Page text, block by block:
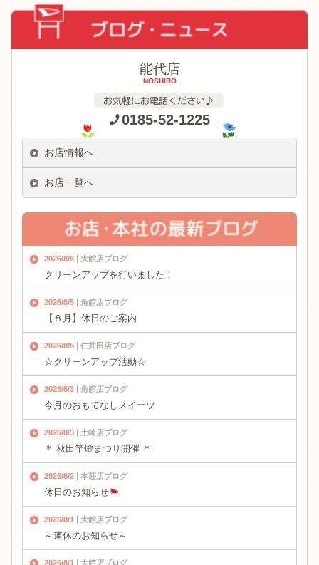
能代店
NOSHIRO
0185-52-1225
お店情報へ
お店一覧へ
2026/8/6 大館店ブログ
クリーンアップを行いました！
2026/8/5 角館店ブログ
【８月】休日のご案内
2026/8/5 仁井田店ブログ
☆クリーンアップ活動☆
2026/8/3 角館店ブログ
今月のおもてなしスイーツ
2026/8/3 土崎店ブログ
＊ 秋田竿燈まつり開催 ＊
2026/8/2 本荘店ブログ
休日のお知らせ
2026/8/1 大館店ブログ
～連休のお知らせ～
2026/8/1 大館店ブログ